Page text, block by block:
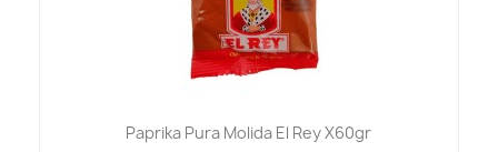
Paprika Pura Molida El Rey X60gr